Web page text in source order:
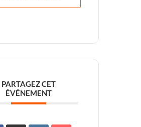
PARTAGEZ CET
ÉVÉNEMENT